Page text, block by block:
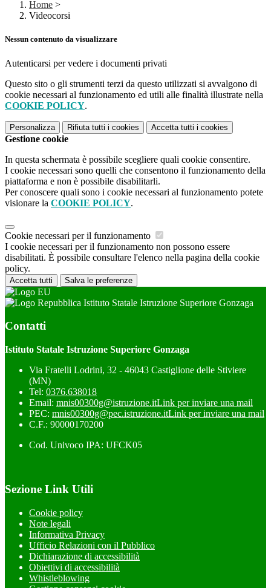
Home >
Videocorsi
Nessun contenuto da visualizzare
Autenticarsi per vedere i documenti privati
Questo sito o gli strumenti terzi da questo utilizzati si avvalgono di
cookie necessari al funzionamento ed utili alle finalità illustrate nella
COOKIE POLICY.
Personalizza Rifiuta tutti i cookies Accetta tutti i cookies
Gestione cookie
In questa schermata è possibile scegliere quali cookie consentire.
I cookie necessari sono quelli che consentono il funzionamento della
piattaforma e non è possibile disabilitarli.
Per conoscere quali sono i cookie necessari al funzionamento potete
visionare la COOKIE POLICY.
Cookie necessari per il funzionamento
I cookie necessari per il funzionamento non possono essere
disabilitati. È possibile consultare l'elenco nella pagina della cookie
policy.
Accetta tutti Salva le preferenze
Istituto Statale Istruzione Superiore Gonzaga
Contatti
Istituto Statale Istruzione Superiore Gonzaga
Via Fratelli Lodrini, 32 - 46043 Castiglione delle Stiviere
(MN)
Tel: 0376.638018
Email: mnis00300g@istruzione.itLink per inviare una mail
PEC: mnis00300g@pec.istruzione.itLink per inviare una mail
C.F.: 90000170200
Cod. Univoco IPA: UFCK05
Sezione Link Utili
Cookie policy
Note legali
Informativa Privacy
Ufficio Relazioni con il Pubblico
Dichiarazione di accessibilità
Obiettivi di accessibilità
Whistleblowing